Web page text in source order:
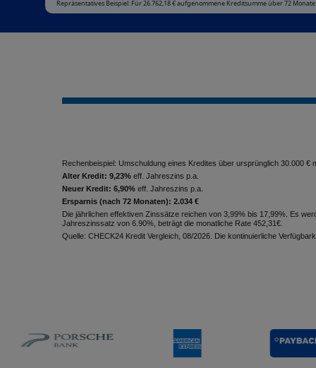
Repräsentatives Beispiel: Für 26.762,18 € aufgenommene Kreditsumme über 72
Rechenbeispiel: Umschuldung eines Kredites über ursprünglich 30.000
Alter Kredit: 9,23% eff. Jahreszins p.a.
Neuer Kredit: 6,90% eff. Jahreszins p.a.
Ersparnis (nach 72 Monaten): 2.034 €
Die jährlichen effektiven Zinssätze reichen von 3,99% bis 17,99%. Es
Jahreszinssatz von 6.90%, beträgt die monatliche Rate 452,31€.
Quelle: CHECK24 Kredit Vergleich, 08/2026. Die kontinuierliche